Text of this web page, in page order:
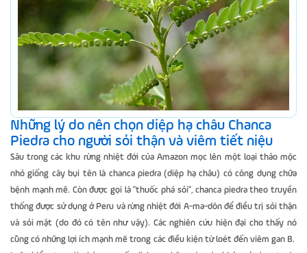
Những lý do nên chọn diệp hạ châu Chanca
Piedra cho người sỏi thận và viêm tiết niệu
Sâu trong các khu rừng nhiệt đới của Amazon mọc lên một loại thảo mộc
nhỏ giống cây bụi tên là chanca piedra (diệp hạ châu) có công dụng chữa
bệnh mạnh mẽ. Còn được gọi là "thuốc phá sỏi", chanca piedra theo truyền
thống được sử dụng ở Peru và rừng nhiệt đới A-ma-dôn để điều trị sỏi thận
và sỏi mật (do đó có tên như vậy). Các nghiên cứu hiện đại cho thấy nó
cũng có những lợi ích mạnh mẽ trong các điều kiện từ loét đến viêm gan B.